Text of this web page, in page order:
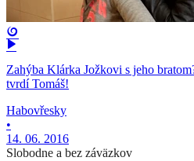
Zahýba Klárka Jožkovi s jeho
tvrdí Tomáš!
Habovřesky
•
14. 06. 2016
Slobodne a bez záväzkov